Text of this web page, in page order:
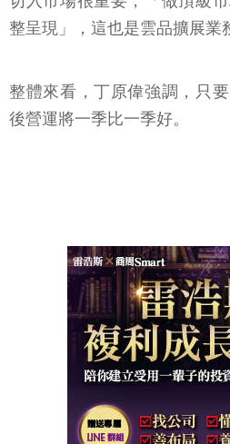
整呈現」，這也是雲品擴展業
整體來看，丁原偉強調，只
後營運將一季比一季好。